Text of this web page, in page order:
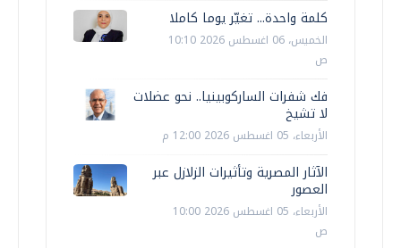
كلمة واحدة... تغيّر يوما كاملا
الخميس، 06 اغسطس 2026 10:10
ص
فك شفرات الساركوبينيا.. نحو عضلات
لا تشيخ
الأربعاء، 05 اغسطس 2026 12:00 م
الآثار المصرية وتأثيرات الزلازل عبر
العصور
الأربعاء، 05 اغسطس 2026 10:00
ص